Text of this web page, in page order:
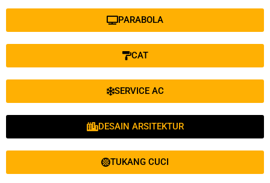
PARABOLA
CAT
SERVICE AC
DESAIN ARSITEKTUR
TUKANG CUCI